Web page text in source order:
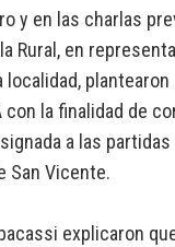
y en las charlas
Rural, en
plantearon
con la finalidad de
a las
San Vicente.
explicaron